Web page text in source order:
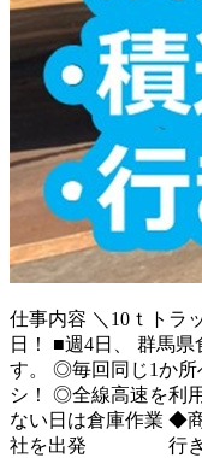
仕事内容 ＼10ｔト
日！ ■週4日、 群馬
す。 ◎毎回同じ1か
シ！ ◎全線高速を利
ない日は倉庫作業 ◆
社を出発 行き